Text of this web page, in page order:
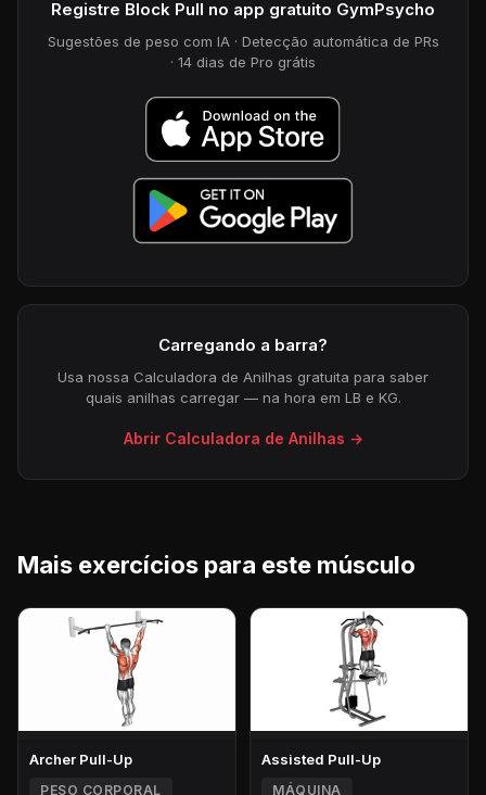
Registre Block Pull no app gratuito GymPsycho
Sugestões de peso com IA · Detecção automática de PRs
· 14 dias de Pro grátis
Carregando a barra?
Usa nossa Calculadora de Anilhas gratuita para saber
quais anilhas carregar — na hora em LB e KG.
Abrir Calculadora de Anilhas →
Mais exercícios para este músculo
Archer Pull-Up
PESO CORPORAL
Assisted Pull-Up
MÁQUINA